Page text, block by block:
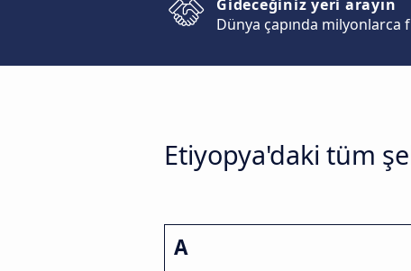
Gideceğiniz yeri arayın
Dünya çapında milyonlarca
Etiyopya'daki tüm
A